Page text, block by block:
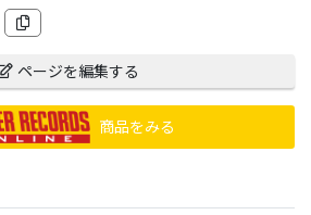
ページを編集する
商品をみる